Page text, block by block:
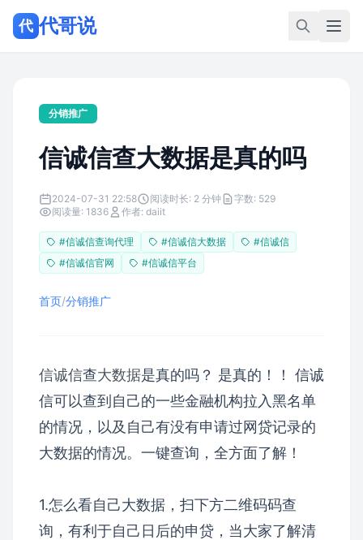
代 代哥说
分销推广
信诚信查大数据是真的吗
2024-07-31 22:58 阅读时长: 2 分钟
字数: 529
阅读量: 1836
作者: daiit
#信诚信查询代理 #信诚信大数据
#信诚信
#信诚信官网
#信诚信平台
首页/分销推广
信诚信查大数据是真的吗？ 是真的！！ 信诚
信可以查到自己的一些金融机构拉入黑名单
的情况，以及自己有没有申请过网贷记录的
大数据的情况。一键查询，全方面了解！
1.怎么看自己大数据，扫下方二维码码查
询，有利于自己日后的申贷，当大家了解清